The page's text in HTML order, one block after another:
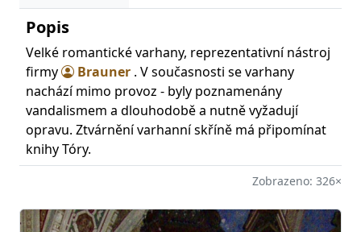
Popis
Velké romantické varhany, reprezentativní nástroj
firmy
Brauner . V současnosti se varhany
nachází mimo provoz - byly poznamenány
vandalismem a dlouhodobě a nutně vyžadují
opravu. Ztvárnění varhanní skříně má připomínat
knihy Tóry.
Zobrazeno: 326×